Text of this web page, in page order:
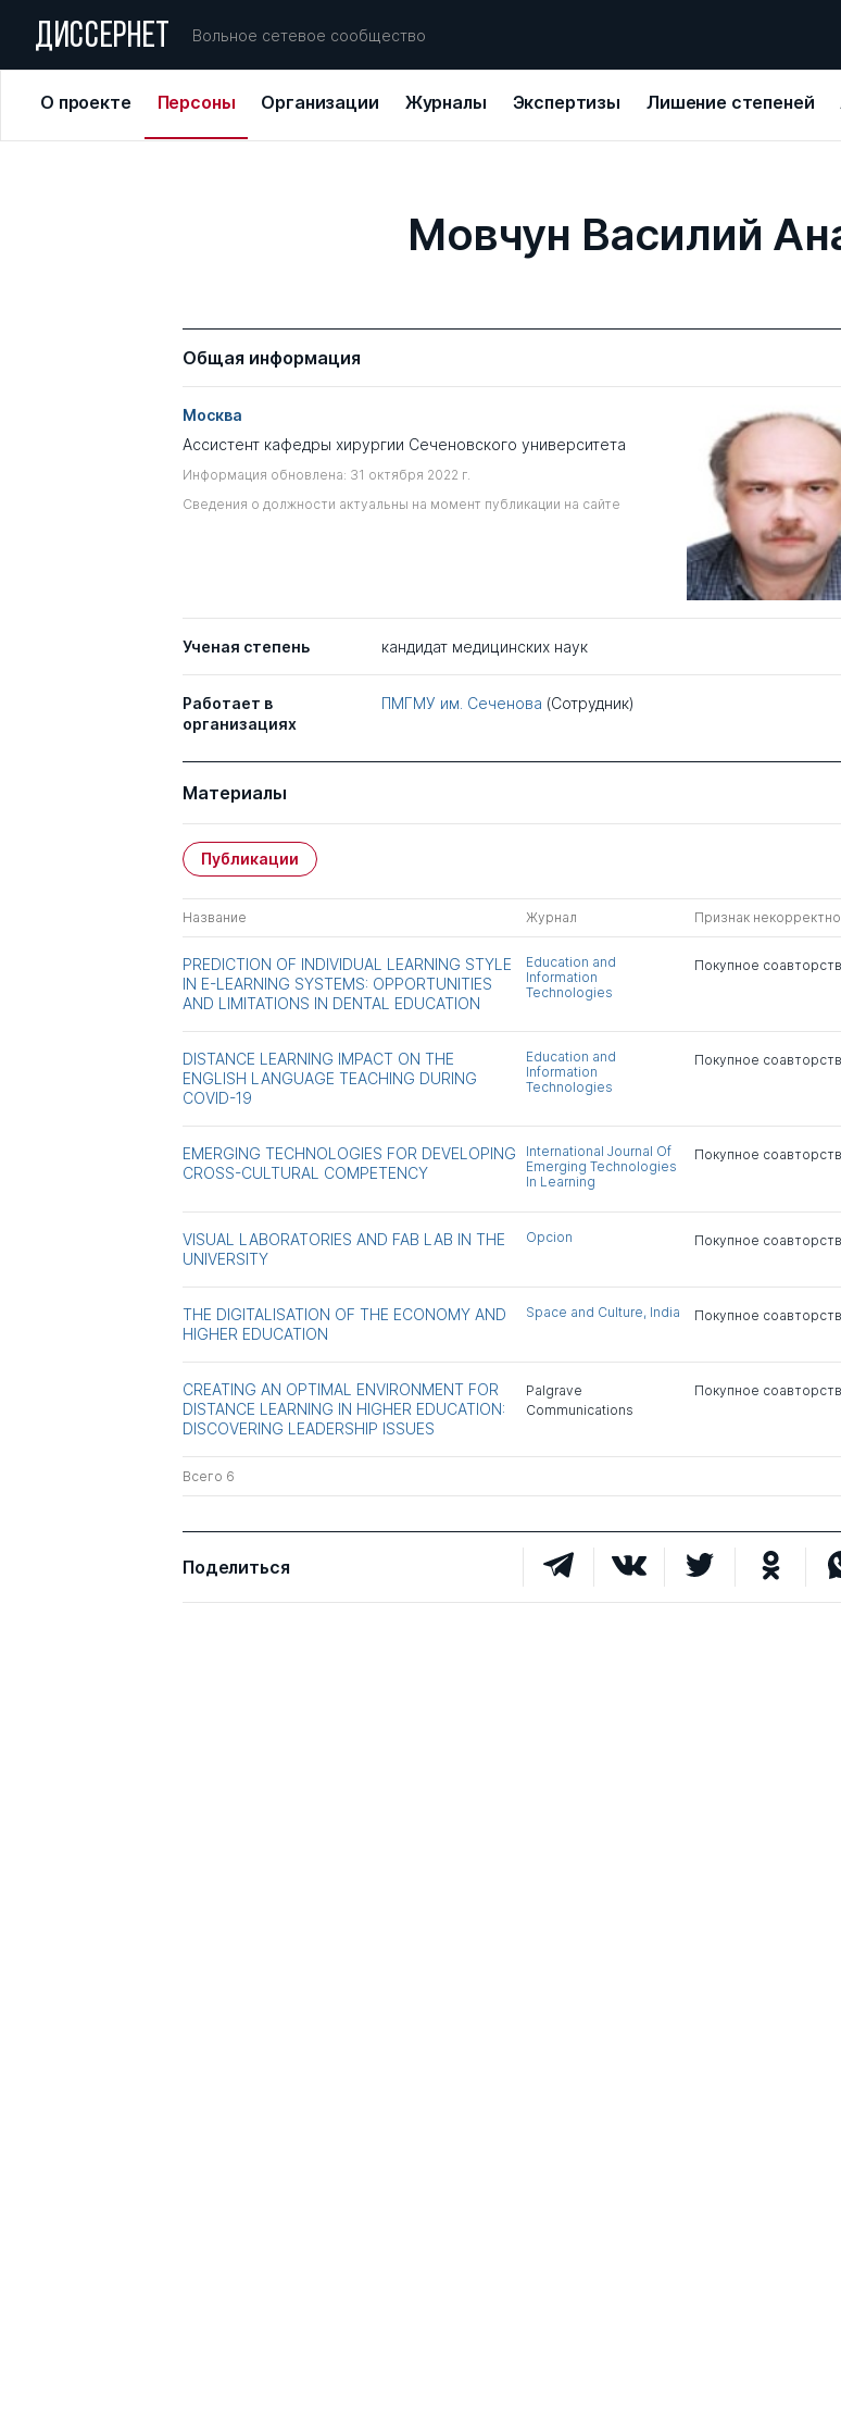
ДИССЕРНЕТ Вольное сетевое сообщество
О проекте Персоны Организации Журналы Экспертизы Лишение степеней
Мовчун Василий
Общая информация
Москва
Ассистент кафедры хирургии Сеченовского университета
Информация обновлена: 31 октября 2022 г.
Сведения о должности актуальны на момент публикации на сайте
Ученая степень кандидат медицинских наук
Работает в
организациях
ПМГМУ им. Сеченова (Сотрудник)
Материалы
Публикации
Название Журнал Признак
PREDICTION OF INDIVIDUAL LEARNING STYLE
IN E-LEARNING SYSTEMS: OPPORTUNITIES
AND LIMITATIONS IN DENTAL EDUCATION
Education and
Information
Technologies
Покупное
DISTANCE LEARNING IMPACT ON THE
ENGLISH LANGUAGE TEACHING DURING
COVID-19
Education and
Information
Technologies
Покупное
EMERGING TECHNOLOGIES FOR DEVELOPING
CROSS-CULTURAL COMPETENCY
International Journal Of
Emerging Technologies
In Learning
Покупное
VISUAL LABORATORIES AND FAB LAB IN THE
UNIVERSITY
Opcion Покупное
THE DIGITALISATION OF THE ECONOMY AND
HIGHER EDUCATION
Space and Culture, India Покупное
CREATING AN OPTIMAL ENVIRONMENT FOR
DISTANCE LEARNING IN HIGHER EDUCATION:
DISCOVERING LEADERSHIP ISSUES
Palgrave
Communications
Покупное
Всего 6
Поделиться